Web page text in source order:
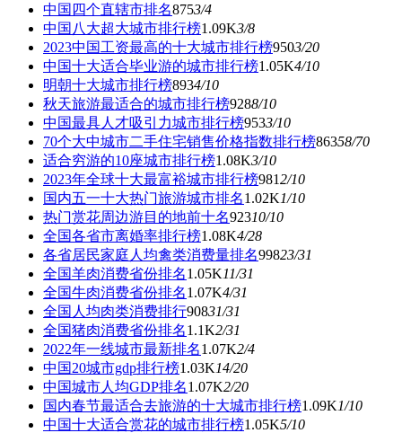
中国四个直辖市排名8753/4
中国八大超大城市排行榜1.09K3/8
2023中国工资最高的十大城市排行榜9503/20
中国十大适合毕业游的城市排行榜1.05K4/10
明朝十大城市排行榜8934/10
秋天旅游最适合的城市排行榜9288/10
中国最具人才吸引力城市排行榜9533/10
70个大中城市二手住宅销售价格指数排行榜86358/70
适合穷游的10座城市排行榜1.08K3/10
2023年全球十大最富裕城市排行榜9812/10
国内五一十大热门旅游城市排名1.02K1/10
热门赏花周边游目的地前十名92310/10
全国各省市离婚率排行榜1.08K4/28
各省居民家庭人均禽类消费量排名99823/31
全国羊肉消费省份排名1.05K11/31
全国牛肉消费省份排名1.07K4/31
全国人均肉类消费排行90831/31
全国猪肉消费省份排名1.1K2/31
2022年一线城市最新排名1.07K2/4
中国20城市gdp排行榜1.03K14/20
中国城市人均GDP排名1.07K2/20
国内春节最适合去旅游的十大城市排行榜1.09K1/10
中国十大适合赏花的城市排行榜1.05K5/10